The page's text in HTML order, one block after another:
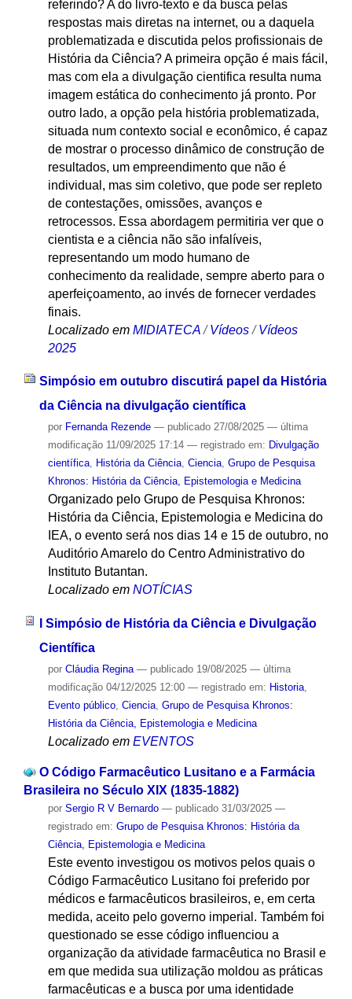
referindo? A do livro-texto e da busca pelas
respostas mais diretas na internet, ou a daquela
problematizada e discutida pelos profissionais de
História da Ciência? A primeira opção é mais fácil,
mas com ela a divulgação cientifica resulta numa
imagem estática do conhecimento já pronto. Por
outro lado, a opção pela história problematizada,
situada num contexto social e econômico, é capaz
de mostrar o processo dinâmico de construção de
resultados, um empreendimento que não é
individual, mas sim coletivo, que pode ser repleto
de contestações, omissões, avanços e
retrocessos. Essa abordagem permitiria ver que o
cientista e a ciência não são infalíveis,
representando um modo humano de
conhecimento da realidade, sempre aberto para o
aperfeiçoamento, ao invés de fornecer verdades
finais.
Localizado em MIDIATECA /Vídeos /Vídeos
2025
Simpósio em outubro discutirá papel da História
da Ciência na divulgação científica
por Fernanda Rezende — publicado27/08/2025 — última
modificação11/09/2025 17:14 — registrado em: Divulgação
científica, História da Ciência, Ciencia, Grupo de Pesquisa
Khronos: História da Ciência, Epistemologia e Medicina
Organizado pelo Grupo de Pesquisa Khronos:
História da Ciência, Epistemologia e Medicina do
IEA, o evento será nos dias 14 e 15 de outubro, no
Auditório Amarelo do Centro Administrativo do
Instituto Butantan.
Localizado em NOTÍCIAS
I Simpósio de História da Ciência e Divulgação
Científica
por Cláudia Regina — publicado19/08/2025 — última
modificação04/12/2025 12:00 — registrado em: Historia,
Evento público, Ciencia, Grupo de Pesquisa Khronos:
História da Ciência, Epistemologia e Medicina
Localizado em EVENTOS
O Código Farmacêutico Lusitano e a Farmácia
Brasileira no Século XIX (1835-1882)
por Sergio R V Bernardo — publicado31/03/2025 —
registrado em: Grupo de Pesquisa Khronos: História da
Ciência, Epistemologia e Medicina
Este evento investigou os motivos pelos quais o
Código Farmacêutico Lusitano foi preferido por
médicos e farmacêuticos brasileiros, e, em certa
medida, aceito pelo governo imperial. Também foi
questionado se esse código influenciou a
organização da atividade farmacêutica no Brasil e
em que medida sua utilização moldou as práticas
farmacêuticas e a busca por uma identidade